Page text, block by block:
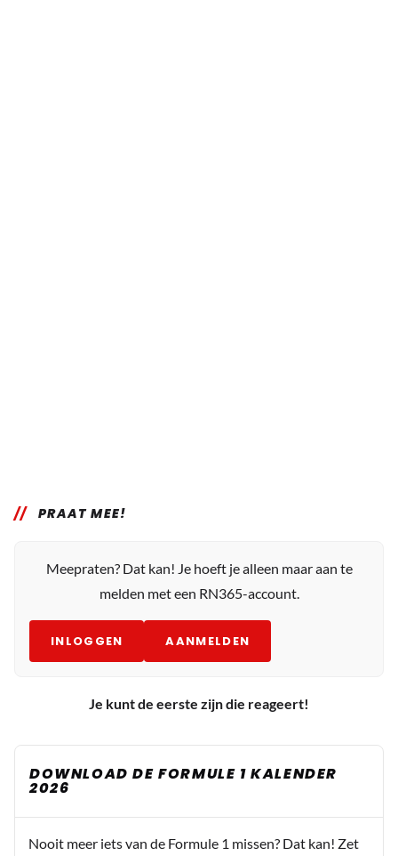
PRAAT MEE!
Meepraten? Dat kan! Je hoeft je alleen maar aan te
melden met een RN365-account.
INLOGGEN AANMELDEN
Je kunt de eerste zijn die reageert!
DOWNLOAD DE FORMULE 1 KALENDER
2026
Nooit meer iets van de Formule 1 missen? Dat kan! Zet